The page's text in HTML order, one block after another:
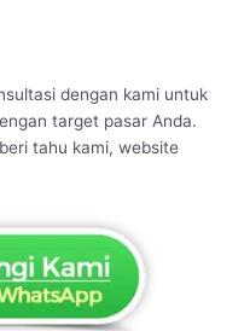
dengan kami untuk
target pasar Anda.
tahu kami, website